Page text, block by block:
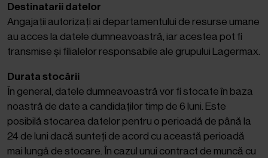
Destinatarii datelor
Angajații autorizați ai departamentului de resurse umane
au acces la datele dumneavoastră, iar acestea pot fi
transmise și filialelor responsabile ale grupului Lagermax.
Durata stocării
În general, datele dumneavoastră vor fi stocate în baza
noastră de date a candidaților timp de 6 luni. Este
posibilă stocarea datelor pentru o perioadă de până la
24 de luni dacă sunteți de acord cu această perioadă
mai lungă de stocare. În cazul unui contract de muncă cu